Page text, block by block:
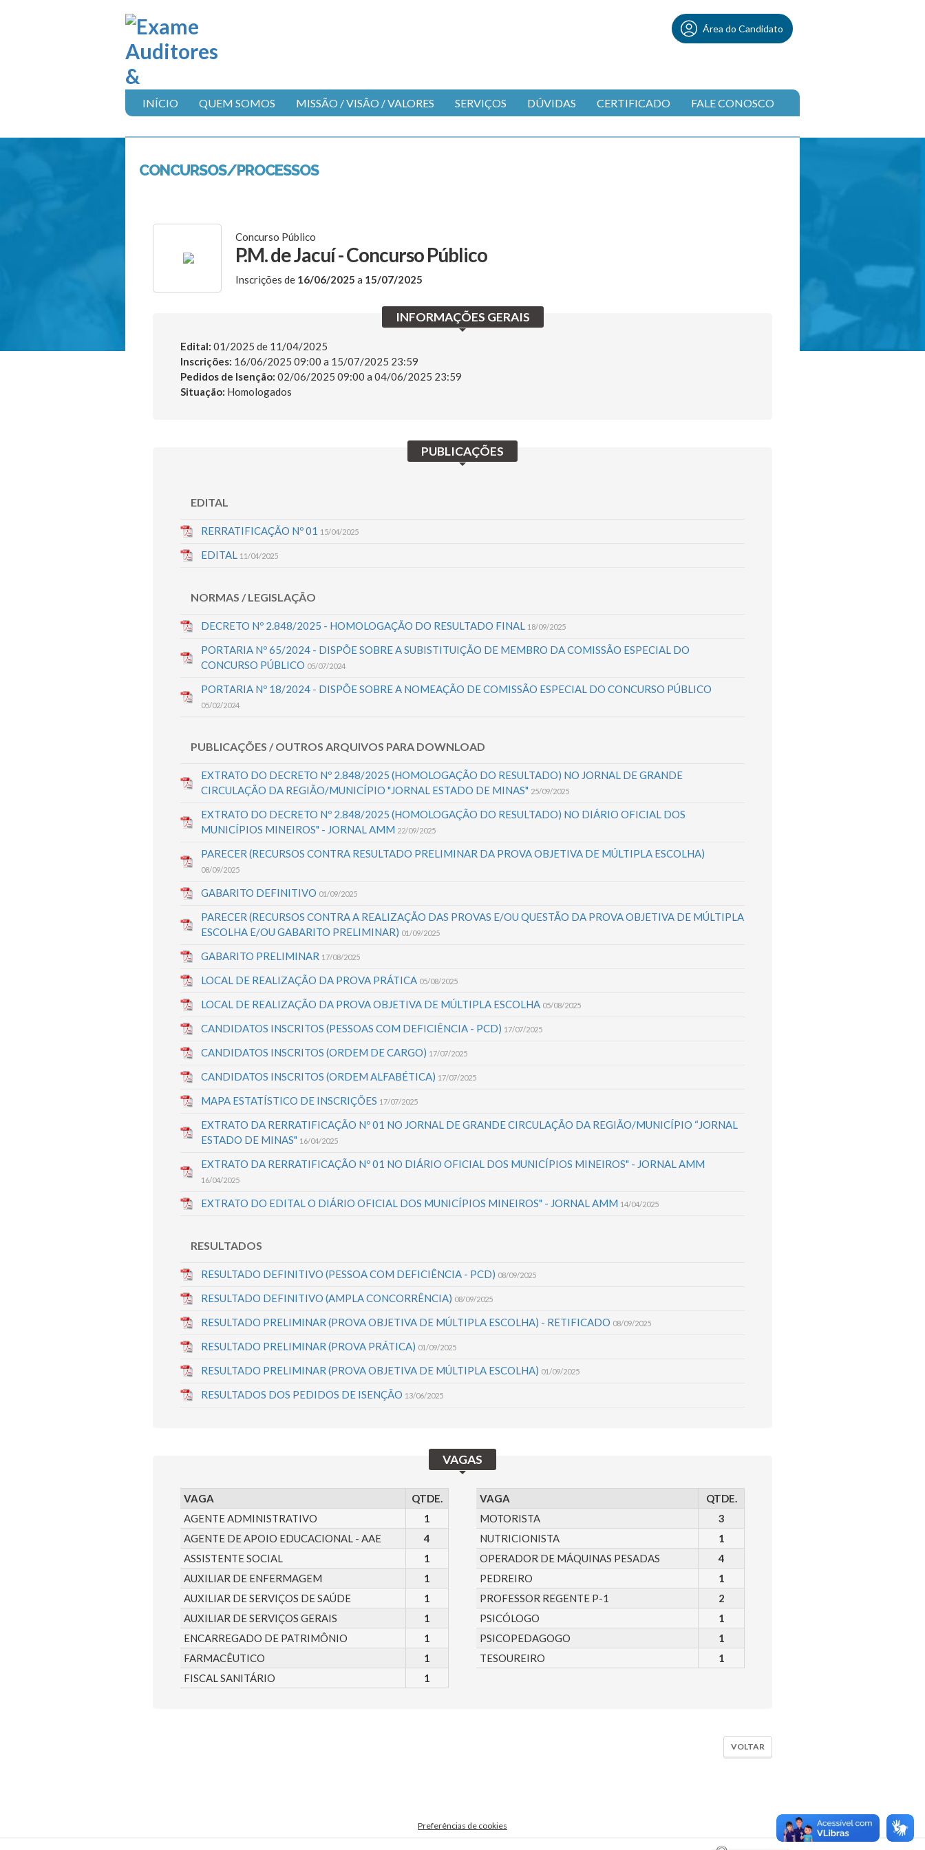
INÍCIO QUEM SOMOS MISSÃO / VISÃO / VALORES SERVIÇOS DÚVIDAS CERTIFICADO FALE CONOSCO
Área do Candidato
CONCURSOS/PROCESSOS
Concurso Público
P.M. de Jacuí - Concurso Público
Inscrições de 16/06/2025 a 15/07/2025
INFORMAÇÕES GERAIS
Edital: 01/2025 de 11/04/2025
Inscrições: 16/06/2025 09:00 a 15/07/2025 23:59
Pedidos de Isenção: 02/06/2025 09:00 a 04/06/2025 23:59
Situação: Homologados
PUBLICAÇÕES
EDITAL
RERRATIFICAÇÃO Nº 01 15/04/2025
EDITAL 11/04/2025
NORMAS / LEGISLAÇÃO
DECRETO Nº 2.848/2025 - HOMOLOGAÇÃO DO RESULTADO FINAL 18/09/2025
PORTARIA Nº 65/2024 - DISPÕE SOBRE A SUBISTITUIÇÃO DE MEMBRO DA COMISSÃO ESPECIAL DO
CONCURSO PÚBLICO 05/07/2024
PORTARIA Nº 18/2024 - DISPÕE SOBRE A NOMEAÇÃO DE COMISSÃO ESPECIAL DO CONCURSO PÚBLICO
05/02/2024
PUBLICAÇÕES / OUTROS ARQUIVOS PARA DOWNLOAD
EXTRATO DO DECRETO Nº 2.848/2025 (HOMOLOGAÇÃO DO RESULTADO) NO JORNAL DE GRANDE
CIRCULAÇÃO DA REGIÃO/MUNICÍPIO "JORNAL ESTADO DE MINAS" 25/09/2025
EXTRATO DO DECRETO Nº 2.848/2025 (HOMOLOGAÇÃO DO RESULTADO) NO DIÁRIO OFICIAL DOS
MUNICÍPIOS MINEIROS" - JORNAL AMM 22/09/2025
PARECER (RECURSOS CONTRA RESULTADO PRELIMINAR DA PROVA OBJETIVA DE MÚLTIPLA ESCOLHA)
08/09/2025
GABARITO DEFINITIVO 01/09/2025
PARECER (RECURSOS CONTRA A REALIZAÇÃO DAS PROVAS E/OU QUESTÃO DA PROVA OBJETIVA DE MÚLTIPLA
ESCOLHA E/OU GABARITO PRELIMINAR) 01/09/2025
GABARITO PRELIMINAR 17/08/2025
LOCAL DE REALIZAÇÃO DA PROVA PRÁTICA 05/08/2025
LOCAL DE REALIZAÇÃO DA PROVA OBJETIVA DE MÚLTIPLA ESCOLHA 05/08/2025
CANDIDATOS INSCRITOS (PESSOAS COM DEFICIÊNCIA - PCD) 17/07/2025
CANDIDATOS INSCRITOS (ORDEM DE CARGO) 17/07/2025
CANDIDATOS INSCRITOS (ORDEM ALFABÉTICA) 17/07/2025
MAPA ESTATÍSTICO DE INSCRIÇÕES 17/07/2025
EXTRATO DA RERRATIFICAÇÃO Nº 01 NO JORNAL DE GRANDE CIRCULAÇÃO DA REGIÃO/MUNICÍPIO “JORNAL
ESTADO DE MINAS" 16/04/2025
EXTRATO DA RERRATIFICAÇÃO Nº 01 NO DIÁRIO OFICIAL DOS MUNICÍPIOS MINEIROS" - JORNAL AMM
16/04/2025
EXTRATO DO EDITAL O DIÁRIO OFICIAL DOS MUNICÍPIOS MINEIROS" - JORNAL AMM 14/04/2025
RESULTADOS
RESULTADO DEFINITIVO (PESSOA COM DEFICIÊNCIA - PCD) 08/09/2025
RESULTADO DEFINITIVO (AMPLA CONCORRÊNCIA) 08/09/2025
RESULTADO PRELIMINAR (PROVA OBJETIVA DE MÚLTIPLA ESCOLHA) - RETIFICADO 08/09/2025
RESULTADO PRELIMINAR (PROVA PRÁTICA) 01/09/2025
RESULTADO PRELIMINAR (PROVA OBJETIVA DE MÚLTIPLA ESCOLHA) 01/09/2025
RESULTADOS DOS PEDIDOS DE ISENÇÃO 13/06/2025
VAGAS
VAGA
QTDE.
AGENTE ADMINISTRATIVO
1
AGENTE DE APOIO EDUCACIONAL - AAE
4
ASSISTENTE SOCIAL
1
AUXILIAR DE ENFERMAGEM
1
AUXILIAR DE SERVIÇOS DE SAÚDE
1
AUXILIAR DE SERVIÇOS GERAIS
1
ENCARREGADO DE PATRIMÔNIO
1
FARMACÊUTICO
1
FISCAL SANITÁRIO
1
VAGA
QTDE.
MOTORISTA
3
NUTRICIONISTA
1
OPERADOR DE MÁQUINAS PESADAS
4
PEDREIRO
1
PROFESSOR REGENTE P-1
2
PSICÓLOGO
1
PSICOPEDAGOGO
1
TESOUREIRO
1
VOLTAR
Preferências de cookies